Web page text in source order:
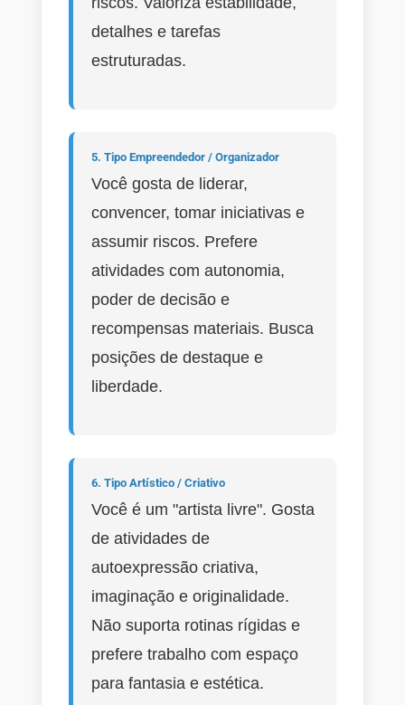
detalhes e tarefas
estruturadas.
5. Tipo Empreendedor / Organizador
Você gosta de liderar,
convencer, tomar iniciativas e
assumir riscos. Prefere
atividades com autonomia,
poder de decisão e
recompensas materiais. Busca
posições de destaque e
liberdade.
6. Tipo Artístico / Criativo
Você é um "artista livre". Gosta
de atividades de
autoexpressão criativa,
imaginação e originalidade.
Não suporta rotinas rígidas e
prefere trabalho com espaço
para fantasia e estética.